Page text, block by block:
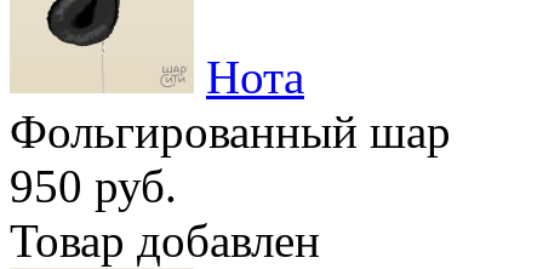
Нота
Фольгированный шар
950 руб.
Товар добавлен